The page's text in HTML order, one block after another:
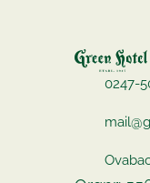
0247-